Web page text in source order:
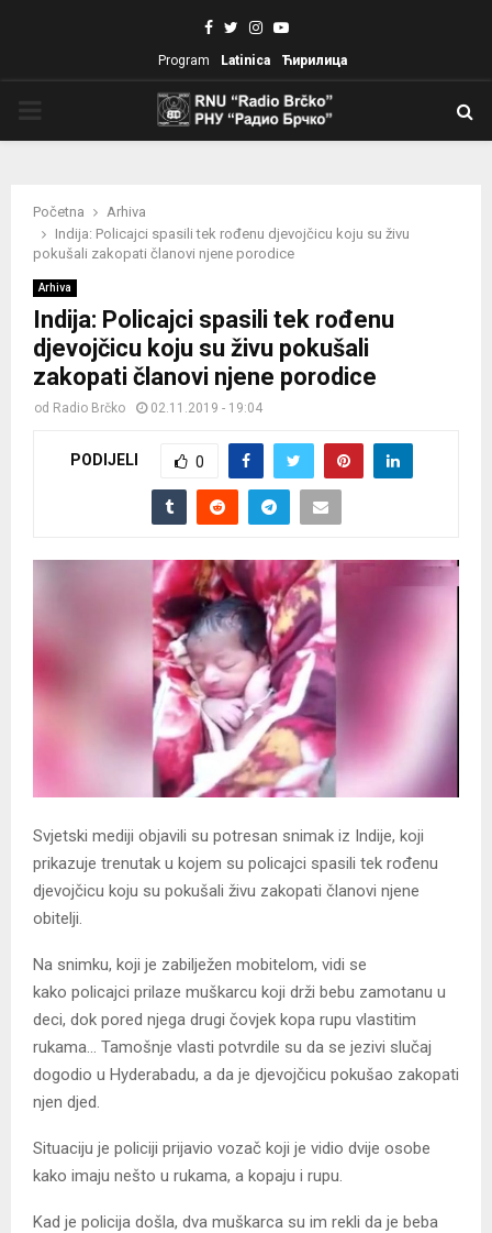
Facebook
TwitterInstagram
Youtube
Program Latinica Ћирилица
Početna
Arhiva
Indija: Policajci spasili tek rođenu djevojčicu koju su živu
pokušali zakopati članovi njene porodice
Arhiva
Indija: Policajci spasili tek rođenu
djevojčicu koju su živu pokušali
zakopati članovi njene porodice
od Radio Brčko 02.11.2019 - 19:04
PODIJELI 0
Svjetski mediji objavili su potresan snimak iz Indije, koji
prikazuje trenutak u kojem su policajci spasili tek rođenu
djevojčicu koju su pokušali živu zakopati članovi njene
obitelji.
Na snimku, koji je zabilježen mobitelom, vidi se
kako policajci prilaze muškarcu koji drži bebu zamotanu u
deci, dok pored njega drugi čovjek kopa rupu vlastitim
rukama… Tamošnje vlasti potvrdile su da se jezivi slučaj
dogodio u Hyderabadu, a da je djevojčicu pokušao zakopati
njen djed.
Situaciju je policiji prijavio vozač koji je vidio dvije osobe
kako imaju nešto u rukama, a kopaju i rupu.
Kad je policija došla, dva muškarca su im rekli da je beba